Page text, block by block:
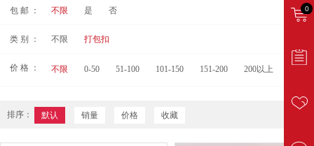
包 邮 ： 不限 是 否
类 别 ： 不限 打包扣
价 格 ： 不限 0-50 51-100 101-150 151-200 200以上
排序： 默认 销量 价格 收藏
0